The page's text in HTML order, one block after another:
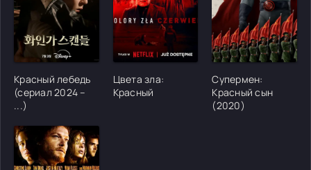
[/xfgiven_cvh_poster_urlcvh_poster_url]
Красный лебедь
(сериал 2024 –
...)
[/xfgiven_cvh_poster_urlcvh_poster_url]
Цвета зла:
Красный
[/
Супермен:
Красный сын
(2020)